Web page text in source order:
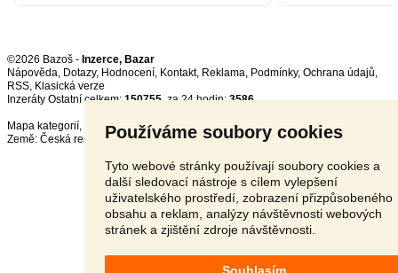
Používáme soubory cookies
Tyto webové stránky používají soubory cookies a
další sledovací nástroje s cílem vylepšení
uživatelského prostředí, zobrazení přizpůsobeného
obsahu a reklam, analýzy návštěvnosti webových
stránek a zjištění zdroje návštěvnosti.
Souhlasím
©2026 Bazoš - Inzerce, Bazar
Nápověda, Dotazy, Hodnocení, Kontakt, Reklama, Podmínky, Ochrana údajů,
RSS,
Inzeráty Ostatní celkem:150755, za 24 hodin:3586
Mapa kategorií,
Nejvyhledávanější výrazy
Země: Česká republika,Slovensko,Polsko,Rakousko